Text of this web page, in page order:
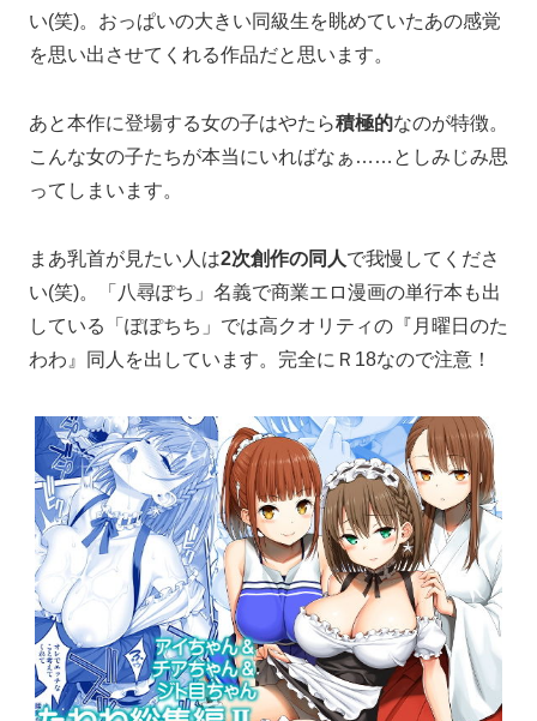
い(笑)。おっぱいの大きい同級生を眺めていたあの感覚
を思い出させてくれる作品だと思います。
あと本作に登場する女の子はやたら積極的なのが特徴。
こんな女の子たちが本当にいればなぁ……としみじみ思
ってしまいます。
まあ乳首が見たい人は2次創作の同人で我慢してくださ
い(笑)。「八尋ぽち」名義で商業エロ漫画の単行本も出
している「ぽぽちち」では高クオリティの『月曜日のた
わわ』同人を出しています。完全にＲ18なので注意！